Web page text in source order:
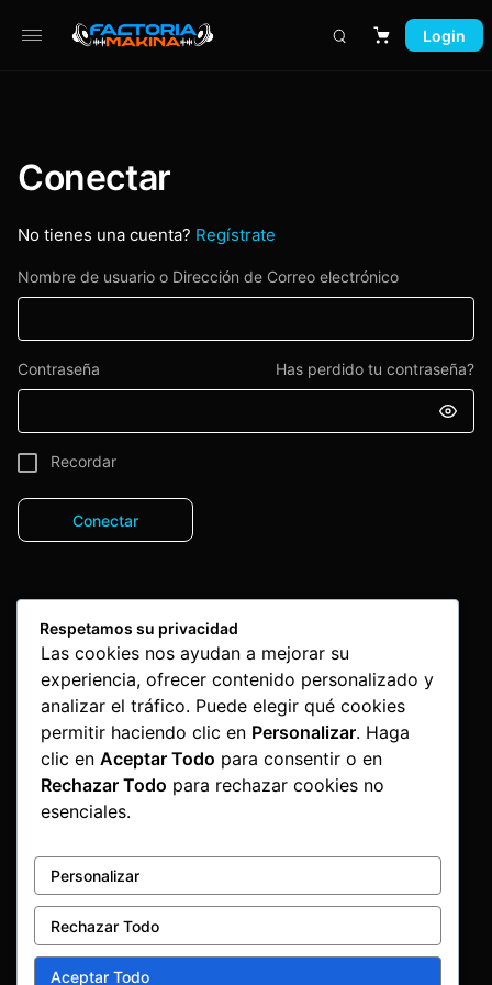
Carrito
Login
Conectar
No tienes una cuenta? Regístrate
Nombre de usuario o Dirección de Correo electrónico
Contraseña Has perdido tu contraseña?
Recordar
Conectar
Respetamos su privacidad
Las cookies nos ayudan a mejorar su
experiencia, ofrecer contenido personalizado y
analizar el tráfico. Puede elegir qué cookies
permitir haciendo clic en Personalizar. Haga
clic en Aceptar Todo para consentir o en
Rechazar Todo para rechazar cookies no
esenciales.
Personalizar
Rechazar Todo
Aceptar Todo